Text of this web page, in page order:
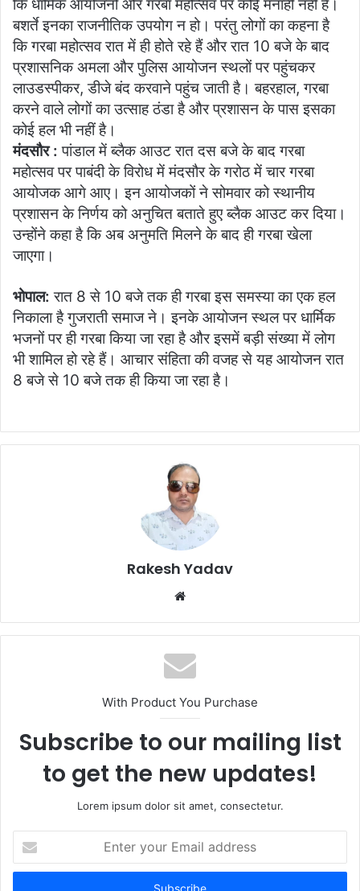
कि धार्मिक आयोजनों और गरबा महोत्सव पर कोई मनाही नहीं है।
बशर्ते इनका राजनीतिक उपयोग न हो। परंतु लोगों का कहना है
कि गरबा महोत्सव रात में ही होते रहे हैं और रात 10 बजे के बाद
प्रशासनिक अमला और पुलिस आयोजन स्थलों पर पहुंचकर
लाउडस्पीकर, डीजे बंद करवाने पहुंच जाती है। बहरहाल, गरबा
करने वाले लोगों का उत्साह ठंडा है और प्रशासन के पास इसका
कोई हल भी नहीं है।
मंदसौर : पांडाल में ब्लैक आउट रात दस बजे के बाद गरबा
महोत्सव पर पाबंदी के विरोध में मंदसौर के गरोठ में चार गरबा
आयोजक आगे आए। इन आयोजकों ने सोमवार को स्थानीय
प्रशासन के निर्णय को अनुचित बताते हुए ब्लैक आउट कर दिया।
उन्होंने कहा है कि अब अनुमति मिलने के बाद ही गरबा खेला
जाएगा।
भोपाल: रात 8 से 10 बजे तक ही गरबा इस समस्या का एक हल
निकाला है गुजराती समाज ने। इनके आयोजन स्थल पर धार्मिक
भजनों पर ही गरबा किया जा रहा है और इसमें बड़ी संख्या में लोग
भी शामिल हो रहे हैं। आचार संहिता की वजह से यह आयोजन रात
8 बजे से 10 बजे तक ही किया जा रहा है।
Rakesh Yadav
b
s
i
e
With Product You Purchase
Subscribe to our mailing list
to get the new updates!
Lorem ipsum dolor sit amet, consectetur.
t